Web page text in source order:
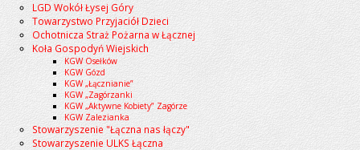
LGD Wokół Łysej Góry
Towarzystwo Przyjaciół Dzieci
Ochotnicza Straż Pożarna w Łącznej
Koła Gospodyń Wiejskich
KGW Osełków
KGW Gózd
KGW „Łącznianie”
KGW „Zagórzanki
KGW „Aktywne Kobiety” Zagórze
KGW Zalezianka
Stowarzyszenie "Łączna nas łączy"
Stowarzyszenie ULKS Łączna